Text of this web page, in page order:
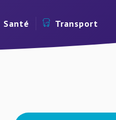
Santé Transport